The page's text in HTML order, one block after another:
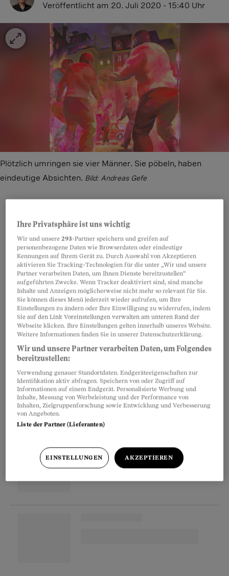
Veröffentlicht am 20. Juli 2020 - 15:40 Uhr
Plötzlich umringen sie vier Männer. Sie pöbeln, haben
eindeutige Absichten. Bild: Andreas Gefe
Teilen Anhören Merken Kommentare
Artikel teilen
Sie wirkt stark, als könne ihr niemand etwas
anhaben. Rastalocken, Nasenring, Piercings und
Tattoos, laute Stimme, forsches Auftreten. Doch
das ist bloss Luisa Camenischs* Schutzpanzer,
der ihre Verletzlichkeit verbergen soll. Die 28-
jährige Bündnerin sagt: «Das Tätowieren ist
meine Art, mit dem Schmerz umzugehen. Ich
muss die Wut rauslassen, sonst gehe ich
kaputt.» Nur wenig an ihrem Körper ist noch
nicht von Tattoos bedeckt.
Partnerinhalte
Ihre Privatsphäre ist uns wichtig
Wir und unsere293-Partner speichern und greifen auf
personenbezogene Daten wie Browserdaten oder eindeutige
Kennungen auf Ihrem Gerät zu. Durch Auswahl von Akzeptieren
aktivieren Sie Tracking-Technologien für die unter „Wir und unsere
Partner verarbeiten Daten, um Ihnen Dienste bereitzustellen“
aufgeführten Zwecke. Wenn Tracker deaktiviert sind, sind manche
Inhalte und Anzeigen möglicherweise nicht mehr so relevant für Sie.
Sie können dieses Menü jederzeit wieder aufrufen, um Ihre
Einstellungen zu ändern oder Ihre Einwilligung zu widerrufen, indem
Sie auf den Link Voreinstellungen verwalten am unteren Rand der
Webseite klicken. Ihre Einstellungen gelten innerhalb unseres Website.
Weitere Informationen finden Sie in unserer Datenschutzerklärung.
Wir und unsere Partner verarbeiten Daten, um Folgendes
bereitzustellen:
Verwendung genauer Standortdaten. Endgeräteeigenschaften zur
Identifikation aktiv abfragen. Speichern von oder Zugriff auf
Informationen auf einem Endgerät. Personalisierte Werbung und
Inhalte, Messung von Werbeleistung und der Performance von
Inhalten, Zielgruppenforschung sowie Entwicklung und Verbesserung
von Angeboten.
Liste der Partner (Lieferanten)
EINSTELLUNGEN AKZEPTIEREN